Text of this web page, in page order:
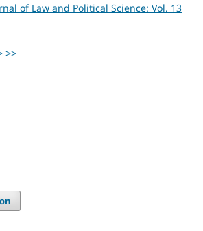
of Law and Political Science: Vol. 13
>>